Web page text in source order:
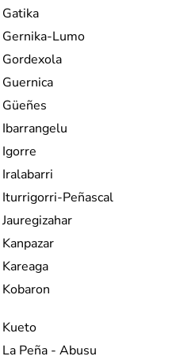
Gatika
Gernika-Lumo
Gordexola
Guernica
Güeñes
Ibarrangelu
Igorre
Iralabarri
Iturrigorri-Peñascal
Jauregizahar
Kanpazar
Kareaga
Kobaron
Kueto
La Peña - Abusu